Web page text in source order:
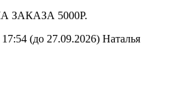
5000Р.
17:54 (до 27.09.2026) Наталья